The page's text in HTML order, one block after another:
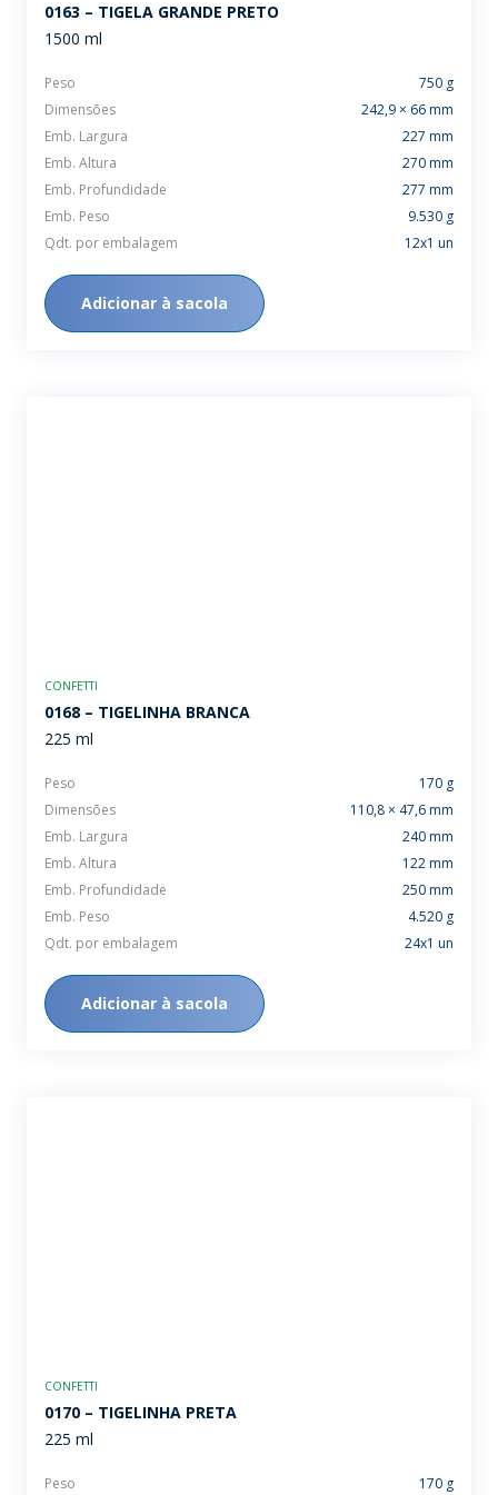
0163 – TIGELA GRANDE PRETO
1500 ml
Peso
750 g
Dimensões
242,9 × 66 mm
Emb. Largura
227 mm
Emb. Altura
270 mm
Emb. Profundidade
277 mm
Emb. Peso
9.530 g
Qdt. por embalagem
12x1 un
Adicionar à sacola
CONFETTI
0168 – TIGELINHA BRANCA
225 ml
Peso
170 g
Dimensões
110,8 × 47,6 mm
Emb. Largura
240 mm
Emb. Altura
122 mm
Emb. Profundidade
250 mm
Emb. Peso
4.520 g
Qdt. por embalagem
24x1 un
Adicionar à sacola
CONFETTI
0170 – TIGELINHA PRETA
225 ml
Peso
170 g